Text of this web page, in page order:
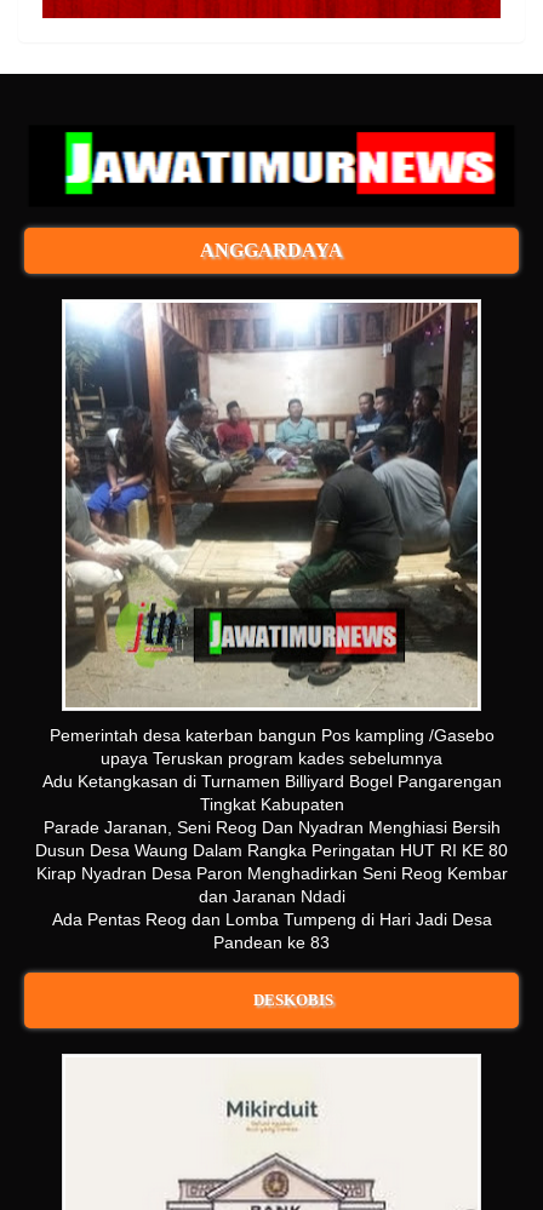
ANGGARDAYA
Pemerintah desa katerban bangun Pos kampling /Gasebo
upaya Teruskan program kades sebelumnya
Adu Ketangkasan di Turnamen Billiyard Bogel Pangarengan
Tingkat Kabupaten
Parade Jaranan, Seni Reog Dan Nyadran Menghiasi Bersih
Dusun Desa Waung Dalam Rangka Peringatan HUT RI KE 80
Kirap Nyadran Desa Paron Menghadirkan Seni Reog Kembar
dan Jaranan Ndadi
Ada Pentas Reog dan Lomba Tumpeng di Hari Jadi Desa
Pandean ke 83
DESKOBIS